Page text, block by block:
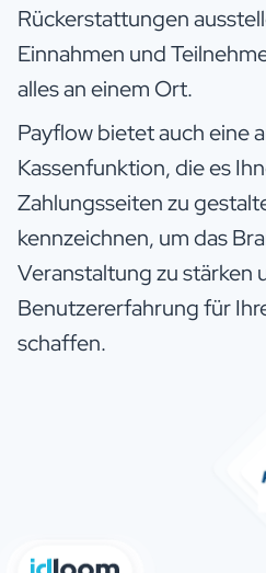
Rückerstattungen
Einnahmen und
alles an einem Ort.
Payflow bietet auch eine
Kassenfunktion, die es
Zahlungsseiten zu
kennzeichnen, um das
Veranstaltung zu stärken
Benutzererfahrung für
schaffen.